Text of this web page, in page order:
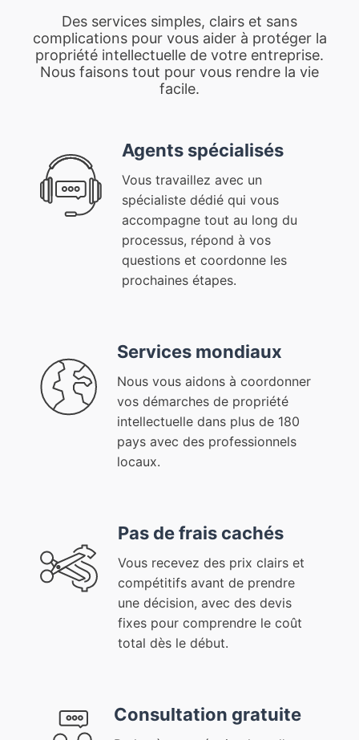
Des services simples, clairs et sans
complications pour vous aider à protéger la
propriété intellectuelle de votre entreprise.
Nous faisons tout pour vous rendre la vie
facile.
Agents spécialisés
Vous travaillez avec un
spécialiste dédié qui vous
accompagne tout au long du
processus, répond à vos
questions et coordonne les
prochaines étapes.
Services mondiaux
Nous vous aidons à coordonner
vos démarches de propriété
intellectuelle dans plus de 180
pays avec des professionnels
locaux.
Pas de frais cachés
Vous recevez des prix clairs et
compétitifs avant de prendre
une décision, avec des devis
fixes pour comprendre le coût
total dès le début.
Consultation gratuite